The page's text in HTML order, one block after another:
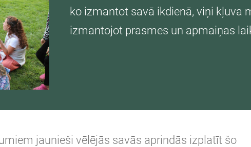
ko izmantot savā ikdienā, viņi kļuva
izmantojot prasmes un apmaiņas
jaunieši vēlējās savās aprindās izplatīt šo